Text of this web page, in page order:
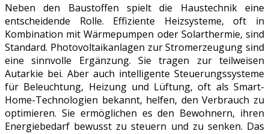
Neben den Baustoffen spielt die Haustechnik eine
entscheidende Rolle. Effiziente Heizsysteme, oft in
Kombination mit Wärmepumpen oder Solarthermie, sind
Standard. Photovoltaikanlagen zur Stromerzeugung sind
eine sinnvolle Ergänzung. Sie tragen zur teilweisen
Autarkie bei. Aber auch intelligente Steuerungssysteme
für Beleuchtung, Heizung und Lüftung, oft als Smart-
Home-Technologien bekannt, helfen, den Verbrauch zu
optimieren. Sie ermöglichen es den Bewohnern, ihren
Energiebedarf bewusst zu steuern und zu senken. Das